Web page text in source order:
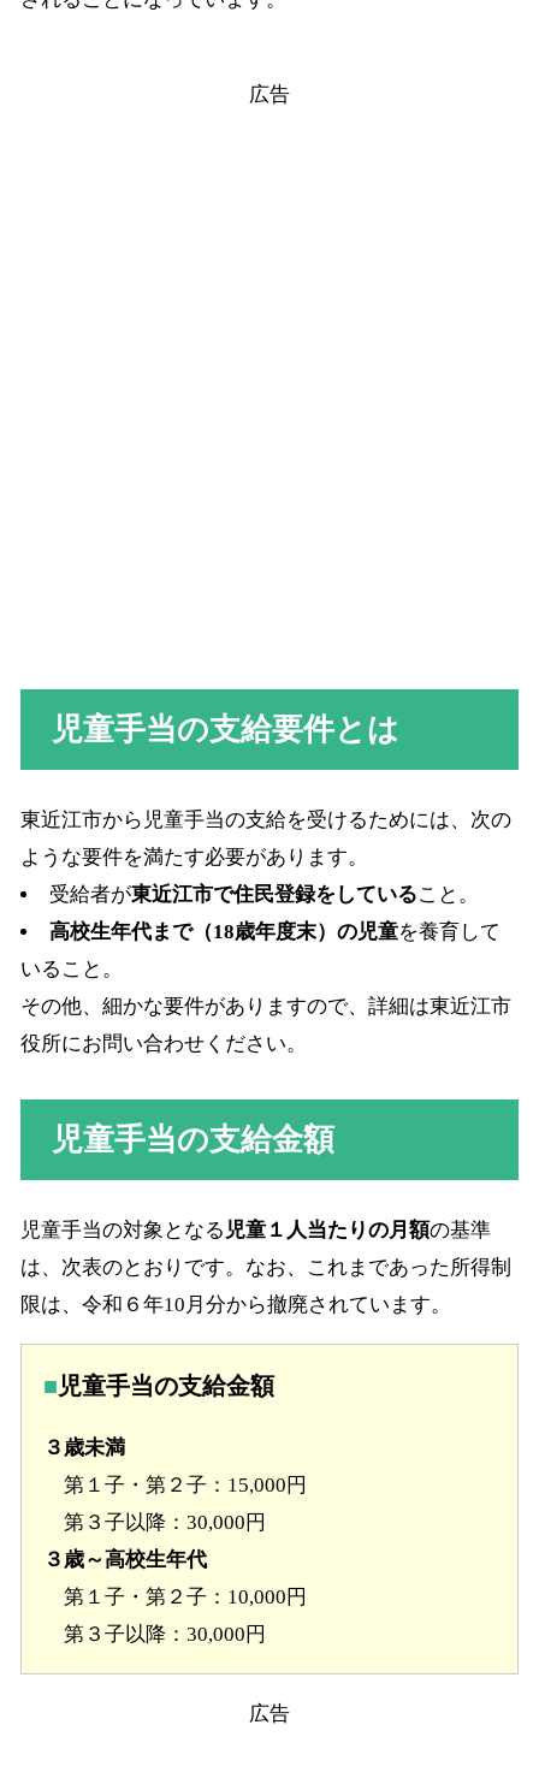
児童手当の支給要件とは
東近江市から児童手当の支給を受けるためには、次の
ような要件を満たす必要があります。
受給者が東近江市で住民登録をしていること。
高校生年代まで（18歳年度末）の児童を養育して
いること。
その他、細かな要件がありますので、詳細は東近江市
役所にお問い合わせください。
児童手当の支給金額
児童手当の対象となる 児童１人当たりの月額の基準
は、次表のとおりです。なお、これまであった所得制
限は、令和６年10月分から撤廃されています。
児童手当の支給金額
３歳未満
第１子・第２子：15,000円
第３子以降：30,000円
３歳～高校生年代
第１子・第２子：10,000円
第３子以降：30,000円